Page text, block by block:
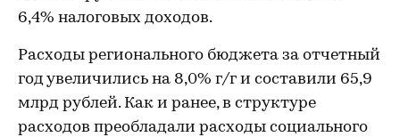
6,4% налоговых доходов.
Расходы регионального бюджета за отчетный
год увеличились на 8,0% г/г и составили 65,9
млрд рублей. Как и ранее, в структуре
расходов преобладали расходы социального